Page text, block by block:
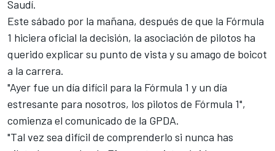
Saudí.
Este sábado por la mañana, después de que la Fórmula
1 hiciera oficial la decisión, la asociación de pilotos ha
querido explicar su punto de vista y su amago de boicot
a la carrera.
"Ayer fue un día difícil para la Fórmula 1 y un día
estresante para nosotros, los pilotos de Fórmula 1",
comienza el comunicado de la GPDA.
"Tal vez sea difícil de comprenderlo si nunca has